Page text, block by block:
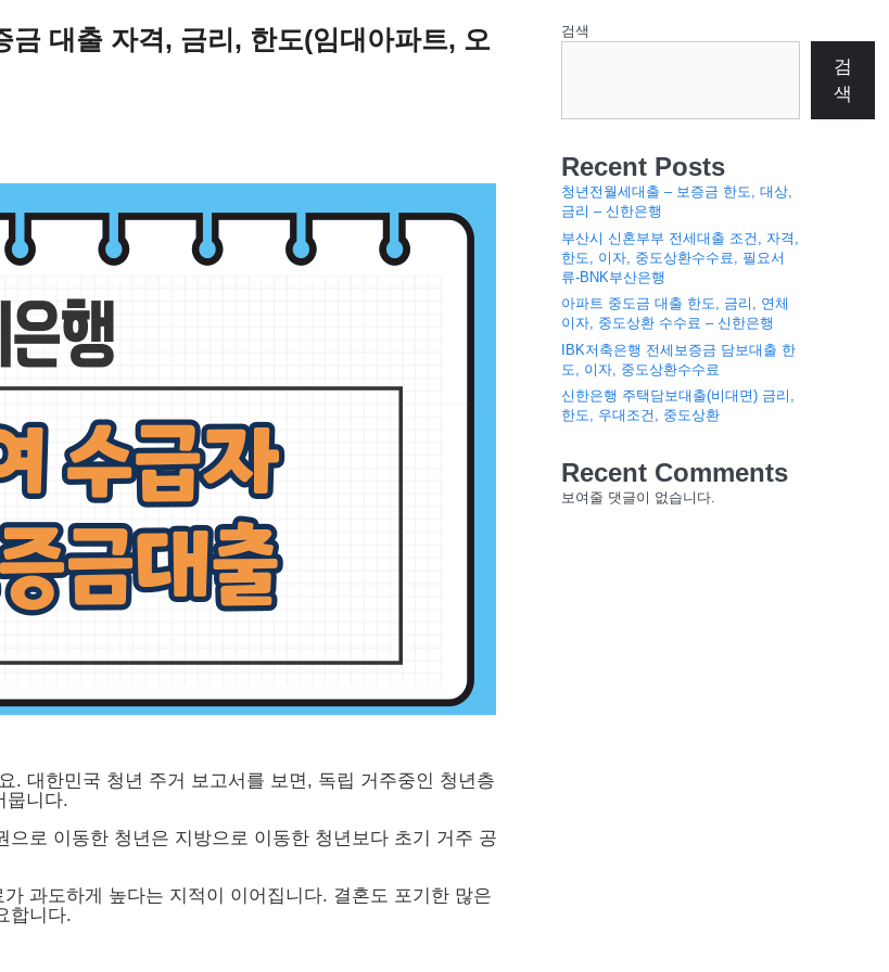
대출 자격, 금리, 한도(임대아파트, 오
. 대한민국 청년 주거 보고서를 보면, 독립 거주중인 청년층
뭅니다.
로 이동한 청년은 지방으로 이동한 청년보다 초기 거주 공
과도하게 높다는 지적이 이어집니다. 결혼도 포기한 많은
합니다.
검색
검
색
Recent Posts
청년전월세대출 – 보증금 한도, 대상,
금리 – 신한은행
부산시 신혼부부 전세대출 조건, 자격,
한도, 이자, 중도상환수수료, 필요서
류-BNK부산은행
아파트 중도금 대출 한도, 금리, 연체
이자, 중도상환 수수료 – 신한은행
IBK저축은행 전세보증금 담보대출 한
도, 이자, 중도상환수수료
신한은행 주택담보대출(비대면) 금리,
한도, 우대조건, 중도상환
Recent Comments
보여줄 댓글이 없습니다.